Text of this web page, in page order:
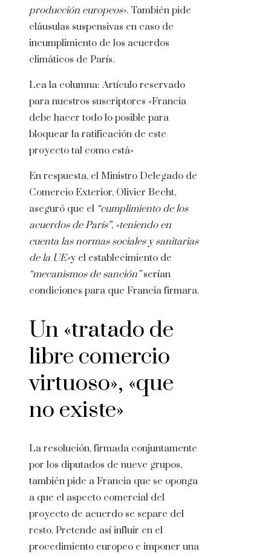
producción europeos». También pide
cláusulas suspensivas en caso de
incumplimiento de los acuerdos
climáticos de París.
Lea la columna: Artículo reservado
para nuestros suscriptores «Francia
debe hacer todo lo posible para
bloquear la ratificación de este
proyecto tal como está»
En respuesta, el Ministro Delegado de
Comercio Exterior, Olivier Becht,
aseguró que el “cumplimiento de los
acuerdos de París”, «teniendo en
cuenta las normas sociales y sanitarias
de la UE»y el establecimiento de
“mecanismos de sanción”serían
condiciones para que Francia firmara.
Un «tratado de
libre comercio
virtuoso», «que
no existe»
La resolución, firmada conjuntamente
por los diputados de nueve grupos,
también pide a Francia que se oponga
a que el aspecto comercial del
proyecto de acuerdo se separe del
resto. Pretende así influir en el
procedimiento europeo e imponer una